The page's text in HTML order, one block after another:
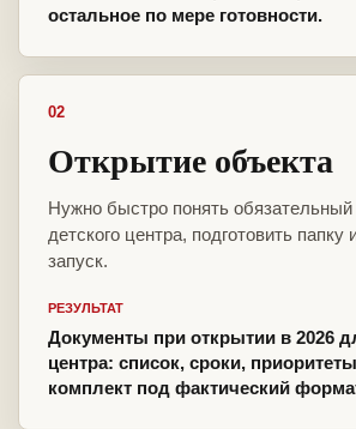
остальное по мере готовности.
02
Открытие объекта
Нужно быстро понять
детского центра, подготовить папку
запуск.
РЕЗУЛЬТАТ
Документы при открытии в 2026
центра: список, сроки,
комплект под фактический